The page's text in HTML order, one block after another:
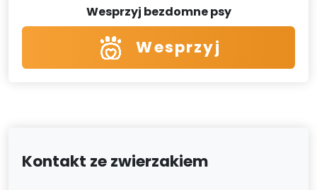
Wesprzyj bezdomne psy
Wesprzyj
Kontakt ze zwierzakiem